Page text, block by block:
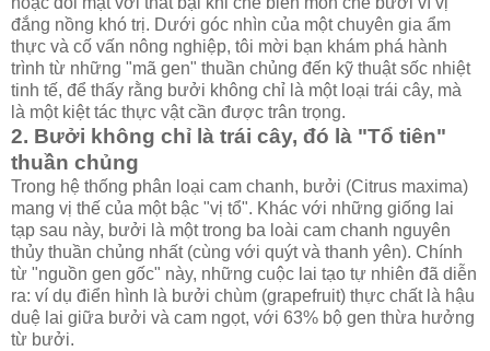
đắng nồng khó trị. Dưới góc nhìn của một chuyên gia ẩm
thực và cố vấn nông nghiệp, tôi mời bạn khám phá hành
trình từ những "mã gen" thuần chủng đến kỹ thuật sốc nhiệt
tinh tế, để thấy rằng bưởi không chỉ là một loại trái cây, mà
là một kiệt tác thực vật cần được trân trọng.
2. Bưởi không chỉ là trái cây, đó là "Tổ tiên"
thuần chủng
Trong hệ thống phân loại cam chanh, bưởi (Citrus maxima)
mang vị thế của một bậc "vị tổ". Khác với những giống lai
tạp sau này, bưởi là một trong ba loài cam chanh nguyên
thủy thuần chủng nhất (cùng với quýt và thanh yên). Chính
từ "nguồn gen gốc" này, những cuộc lai tạo tự nhiên đã diễn
ra: ví dụ điển hình là bưởi chùm (grapefruit) thực chất là hậu
duệ lai giữa bưởi và cam ngọt, với 63% bộ gen thừa hưởng
từ bưởi.